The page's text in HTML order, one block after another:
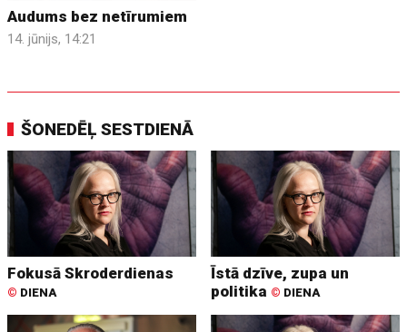
Audums bez netīrumiem
14. jūnijs, 14:21
ŠONEDĒĻ SESTDIENĀ
Fokusā Skroderdienas
© DIENA
Īstā dzīve, zupa un
politika © DIENA